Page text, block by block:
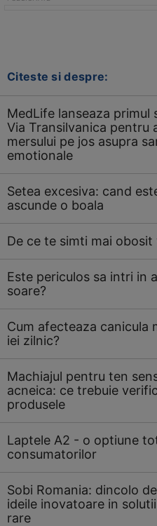
Citeste si despre:
MedLife lanseaza
Via Transilvanica pentru
mersului pe jos asupra
emotionale
Setea excesiva: cand
ascunde o boala
De ce te simti mai obosit
Este periculos sa intri in
soare?
Cum afecteaza canicula
iei zilnic?
Machiajul pentru ten
acneica: ce trebuie
produsele
Laptele A2 - o optiune
consumatorilor
Sobi Romania: dincolo
ideile inovatoare in
rare